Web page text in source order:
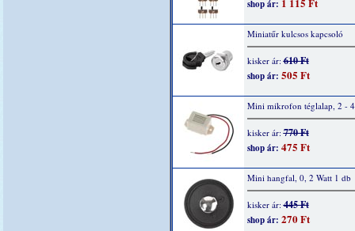
shop ár:
Miniatűr kulcsos kapcsoló
kisker ár:610 Ft
shop ár: 505 Ft
Mini mikrofon téglalap, 2 -
kisker ár:770 Ft
shop ár: 475 Ft
Mini hangfal, 0, 2 Watt 1 db
kisker ár:445 Ft
shop ár: 270 Ft